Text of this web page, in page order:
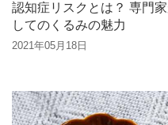
認知症リスクとは？ 専門
してのくるみの魅力
2021年05月18日